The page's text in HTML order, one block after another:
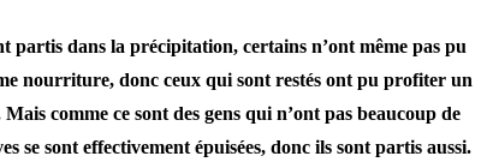
partis dans la précipitation, certains n’ont même pas pu
nourriture, donc ceux qui sont restés ont pu profiter un
comme ce sont des gens qui n’ont pas beaucoup de
se sont effectivement épuisées, donc ils sont partis aussi.